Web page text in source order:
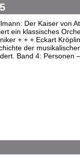
Der Kaiser von
ein klassisches
+ + + Eckart
der
Band 4: Personen